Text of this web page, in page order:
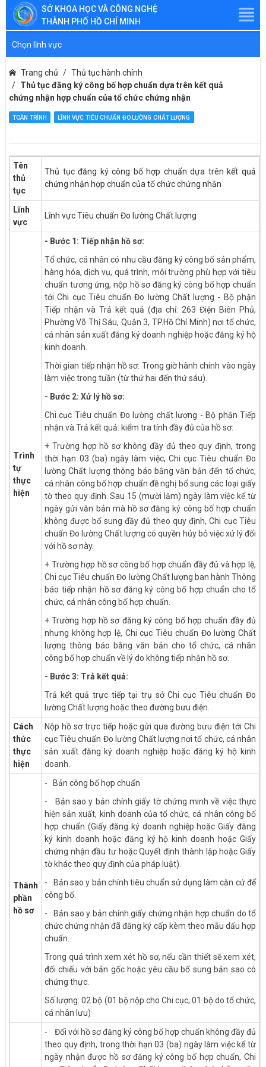
SỞ KHOA HỌC VÀ CÔNG NGHỆ
THÀNH PHỐ HỒ CHÍ MINH
Chọn lĩnh vực
Trang chủ
Thủ tục hành chính
Thủ tục đăng ký công bố hợp chuẩn dựa trên kết quả
chứng nhận hợp chuẩn của tổ chức chứng nhận
TOÀN TRÌNH LĨNH VỰC TIÊU CHUẨN ĐO LƯỜNG CHẤT LƯỢNG
Tên
thủ
tục
Thủ tục đăng ký công bố hợp chuẩn dựa trên kết quả
chứng nhận hợp chuẩn của tổ chức chứng nhận
Lĩnh
vực
Lĩnh vực Tiêu chuẩn Đo lường Chất lượng
Trình
tự
thực
hiện
- Bước 1: Tiếp nhận hồ sơ:
Tổ chức, cá nhân có nhu cầu đăng ký công bố sản phẩm,
hàng hóa, dịch vụ, quá trình, môi trường phù hợp với tiêu
chuẩn tương ứng, nộp hồ sơ đăng ký công bố hợp chuẩn
tới Chi cục Tiêu chuẩn Đo lường Chất lượng - Bộ phận
Tiếp nhận và Trả kết quả (địa chỉ: 263 Điện Biên Phủ,
Phường Võ Thị Sáu, Quận 3, TP.Hồ Chí Minh) nơi tổ chức,
cá nhân sản xuất đăng ký doanh nghiệp hoặc đăng ký hộ
kinh doanh.
Thời gian tiếp nhận hồ sơ: Trong giờ hành chính vào ngày
làm việc trong tuần (từ thứ hai đến thứ sáu).
- Bước 2: Xử lý hồ sơ:
Chi cục Tiêu chuẩn Đo lường chất lượng - Bộ phận Tiếp
nhận và Trả kết quả: kiểm tra tính đầy đủ của hồ sơ:
+ Trường hợp hồ sơ không đầy đủ theo quy định, trong
thời hạn 03 (ba) ngày làm việc, Chi cục Tiêu chuẩn Đo
lường Chất lượng thông báo bằng văn bản đến tổ chức,
cá nhân công bố hợp chuẩn đề nghị bổ sung các loại giấy
tờ theo quy định. Sau 15 (mười lăm) ngày làm việc kể từ
ngày gửi văn bản mà hồ sơ đăng ký công bố hợp chuẩn
không được bổ sung đầy đủ theo quy định, Chi cục Tiêu
chuẩn Đo lường Chất lượng có quyền hủy bỏ việc xử lý đối
với hồ sơ này.
+ Trường hợp hồ sơ công bố hợp chuẩn đầy đủ và hợp lệ,
Chi cục Tiêu chuẩn Đo lường Chất lượng ban hành Thông
báo tiếp nhận hồ sơ đăng ký công bố hợp chuẩn cho tổ
chức, cá nhân công bố hợp chuẩn.
+ Trường hợp hồ sơ đăng ký công bố hợp chuẩn đầy đủ
nhưng không hợp lệ, Chi cục Tiêu chuẩn Đo lường Chất
lượng thông báo bằng văn bản cho tổ chức, cá nhân
công bố hợp chuẩn về lý do không tiếp nhận hồ sơ.
- Bước 3: Trả kết quả:
Trả kết quả trực tiếp tại trụ sở Chi cục Tiêu chuẩn Đo
lường Chất lượng hoặc theo đường bưu điện.
Cách
thức
thực
hiện
Nộp hồ sơ trực tiếp hoặc gửi qua đường bưu điện tới Chi
cục Tiêu chuẩn Đo lường Chất lượng nơi tổ chức, cá nhân
sản xuất đăng ký doanh nghiệp hoặc đăng ký hộ kinh
doanh.
Thành
phần
hồ sơ
- Bản công bố hợp chuẩn
- Bản sao y bản chính giấy tờ chứng minh về việc thực
hiện sản xuất, kinh doanh của tổ chức, cá nhân công bố
hợp chuẩn (Giấy đăng ký doanh nghiệp hoặc Giấy đăng
ký kinh doanh hoặc đăng ký hộ kinh doanh hoặc Giấy
chứng nhận đầu tư hoặc Quyết định thành lập hoặc Giấy
tờ khác theo quy định của pháp luật).
- Bản sao y bản chính tiêu chuẩn sử dụng làm căn cứ để
công bố.
- Bản sao y bản chính giấy chứng nhận hợp chuẩn do tổ
chức chứng nhận đã đăng ký cấp kèm theo mẫu dấu hợp
chuẩn.
Trong quá trình xem xét hồ sơ, nếu cần thiết sẽ xem xét,
đối chiếu với bản gốc hoặc yêu cầu bổ sung bản sao có
chứng thực.
Số lượng: 02 bộ (01 bộ nộp cho Chi cục; 01 bộ do tổ chức,
cá nhân lưu)
- Đối với hồ sơ đăng ký công bố hợp chuẩn không đầy đủ
theo quy định, trong thời hạn 03 (ba) ngày làm việc kể từ
ngày nhận được hồ sơ đăng ký công bố hợp chuẩn, Chi